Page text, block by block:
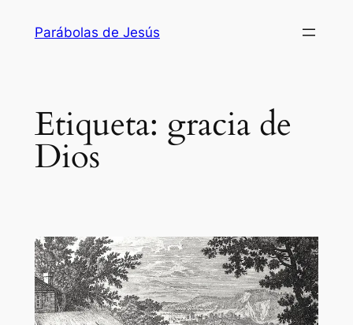
Parábolas de Jesús
Etiqueta: gracia de
Dios